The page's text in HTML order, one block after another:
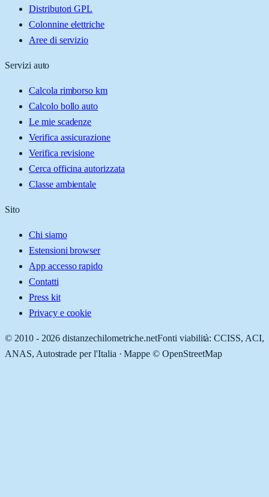
Distributori GPL
Colonnine elettriche
Aree di servizio
Servizi auto
Calcola rimborso km
Calcolo bollo auto
Le mie scadenze
Verifica assicurazione
Verifica revisione
Cerca officina autorizzata
Classe ambientale
Sito
Chi siamo
Estensioni browser
App accesso rapido
Contatti
Press kit
Privacy e cookie
© 2010 - 2026 distanzechilometriche.netFonti viabilità: CCISS, ACI,
ANAS, Autostrade per l'Italia · Mappe © OpenStreetMap